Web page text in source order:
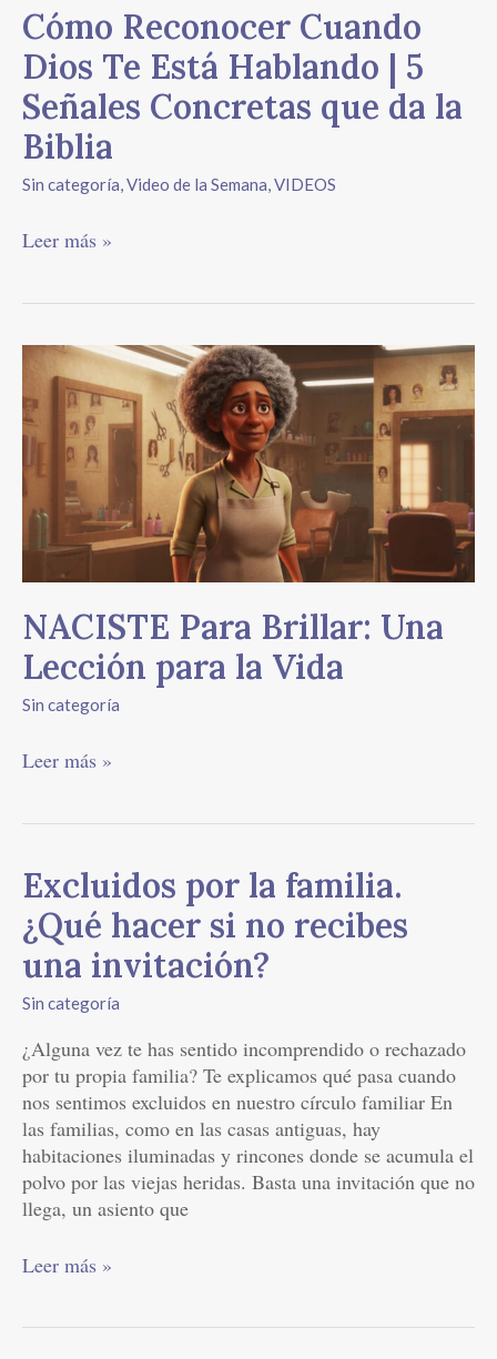
Cómo Reconocer Cuando
Dios Te Está Hablando | 5
Señales Concretas que da la
Biblia
Sin categoría,Video de la Semana,VIDEOS
Concretas
que
da
la
Biblia
Leer más »
NACISTE Para Brillar: Una
Lección para la Vida
Sin categoría
NACISTE
Para
Brillar:
Una
Lección
para
la
Vida
Leer más »
Excluidos por la familia.
¿Qué hacer si no recibes
una invitación?
Sin categoría
¿Alguna vez te has sentido incomprendido o rechazado
por tu propia familia? Te explicamos qué pasa cuando
nos sentimos excluidos en nuestro círculo familiar En
las familias, como en las casas antiguas, hay
habitaciones iluminadas y rincones donde se acumula el
polvo por las viejas heridas. Basta una invitación que no
llega, un asiento que
Excluidos
por
la
familia.
¿Qué
hacer
no
recibes
una
invitación?
Leer más »